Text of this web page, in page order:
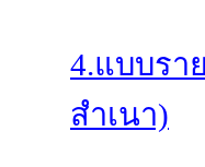
4.แบบรา
สำเนา)